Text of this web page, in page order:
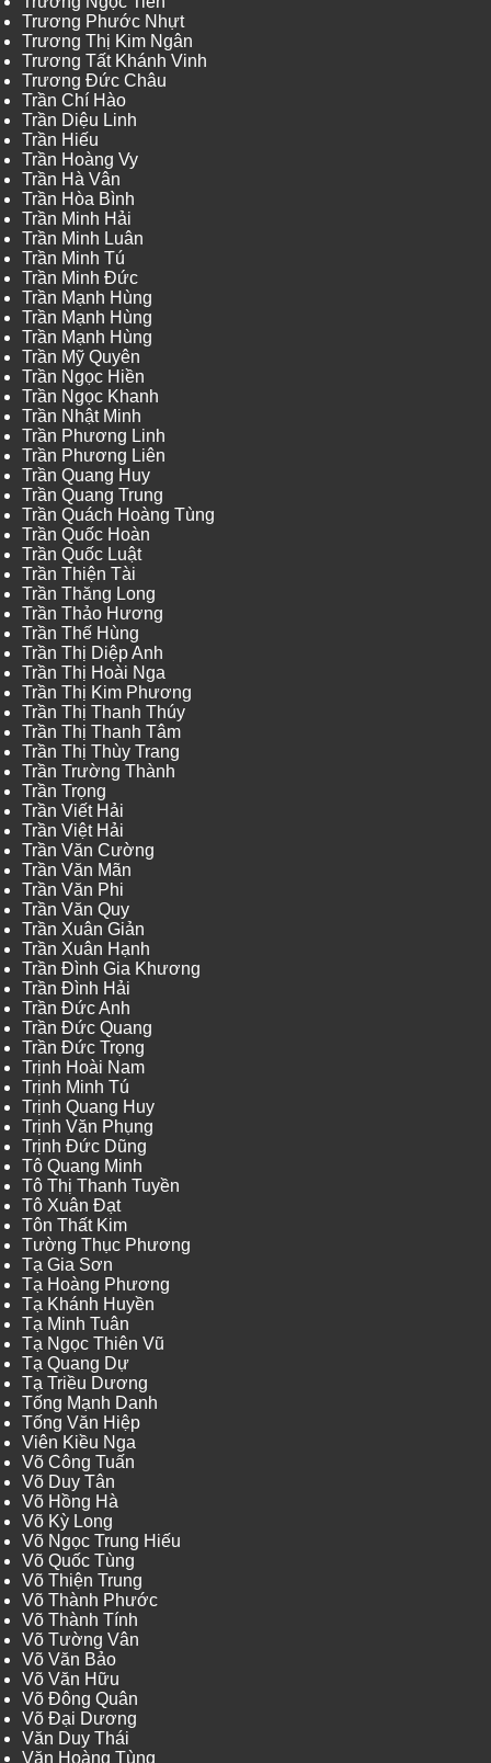
Trương Phước Nhựt
Trương Thị Kim Ngân
Trương Tất Khánh Vinh
Trương Đức Châu
Trần Chí Hào
Trần Diệu Linh
Trần Hiếu
Trần Hoàng Vy
Trần Hà Vân
Trần Hòa Bình
Trần Minh Hải
Trần Minh Luân
Trần Minh Tú
Trần Minh Đức
Trần Mạnh Hùng
Trần Mạnh Hùng
Trần Mạnh Hùng
Trần Mỹ Quyên
Trần Ngọc Hiền
Trần Ngọc Khanh
Trần Nhật Minh
Trần Phương Linh
Trần Phương Liên
Trần Quang Huy
Trần Quang Trung
Trần Quách Hoàng Tùng
Trần Quốc Hoàn
Trần Quốc Luật
Trần Thiện Tài
Trần Thăng Long
Trần Thảo Hương
Trần Thế Hùng
Trần Thị Diệp Anh
Trần Thị Hoài Nga
Trần Thị Kim Phương
Trần Thị Thanh Thúy
Trần Thị Thanh Tâm
Trần Thị Thùy Trang
Trần Trường Thành
Trần Trọng
Trần Viết Hải
Trần Việt Hải
Trần Văn Cường
Trần Văn Mãn
Trần Văn Phi
Trần Văn Quy
Trần Xuân Giản
Trần Xuân Hạnh
Trần Đình Gia Khương
Trần Đình Hải
Trần Đức Anh
Trần Đức Quang
Trần Đức Trọng
Trịnh Hoài Nam
Trịnh Minh Tú
Trịnh Quang Huy
Trịnh Văn Phụng
Trịnh Đức Dũng
Tô Quang Minh
Tô Thị Thanh Tuyền
Tô Xuân Đạt
Tôn Thất Kim
Tường Thục Phương
Tạ Gia Sơn
Tạ Hoàng Phương
Tạ Khánh Huyền
Tạ Minh Tuân
Tạ Ngọc Thiên Vũ
Tạ Quang Dự
Tạ Triều Dương
Tống Mạnh Danh
Tống Văn Hiệp
Viên Kiều Nga
Võ Công Tuấn
Võ Duy Tân
Võ Hồng Hà
Võ Kỳ Long
Võ Ngọc Trung Hiếu
Võ Quốc Tùng
Võ Thiện Trung
Võ Thành Phước
Võ Thành Tính
Võ Tường Vân
Võ Văn Bảo
Võ Văn Hữu
Võ Đông Quân
Võ Đại Dương
Văn Duy Thái
Văn Hoàng Tùng